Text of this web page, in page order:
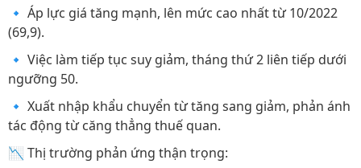
🔹 Áp lực giá tăng mạnh, lên mức cao nhất từ 10/2022
(69,9).
🔹 Việc làm tiếp tục suy giảm, tháng thứ 2 liên tiếp dưới
ngưỡng 50.
🔹 Xuất nhập khẩu chuyển từ tăng sang giảm, phản ánh
tác động từ căng thẳng thuế quan.
📉 Thị trường phản ứng thận trọng: